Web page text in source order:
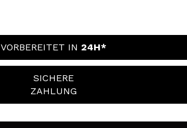
VORBEREITET IN 24H*
SICHERE
ZAHLUNG